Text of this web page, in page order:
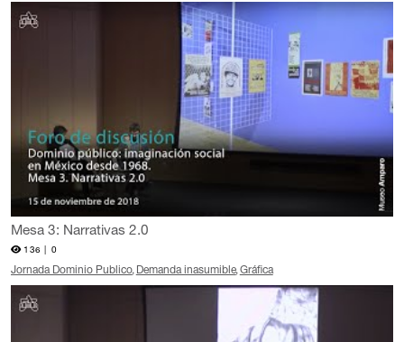
Mesa 3: Narrativas 2.0
136 | 0
Jornada Dominio Publico Demanda inasumible Gráfica